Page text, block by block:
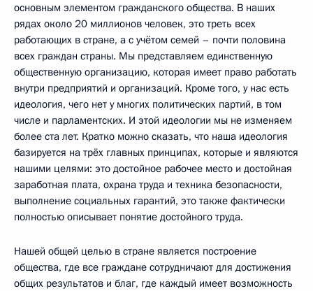
основным элементом гражданского общества. В наших
рядах около 20 миллионов человек, это треть всех
работающих в стране, а с учётом семей – почти половина
всех граждан страны. Мы представляем единственную
общественную организацию, которая имеет право работать
внутри предприятий и организаций. Кроме того, у нас есть
идеология, чего нет у многих политических партий, в том
числе и парламентских. И этой идеологии мы не изменяем
более ста лет. Кратко можно сказать, что наша идеология
базируется на трёх главных принципах, которые и являются
нашими целями: это достойное рабочее место и достойная
заработная плата, охрана труда и техника безопасности,
выполнение социальных гарантий, это также фактически
полностью описывает понятие достойного труда.
Нашей общей целью в стране является построение
общества, где все граждане сотрудничают для достижения
общих результатов и благ, где каждый имеет возможность